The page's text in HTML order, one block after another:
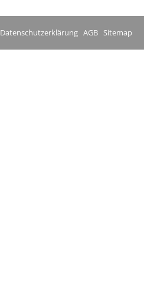
Datenschutzerklärung AGB Sitemap